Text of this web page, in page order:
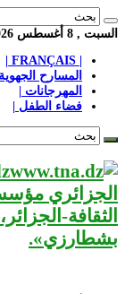
السبت , 8 أغسطس 2026
المسارح الجهوية
المهرجانات |
فضاء الطفل |
الجزائري
الثقافة-
بشطارزي».